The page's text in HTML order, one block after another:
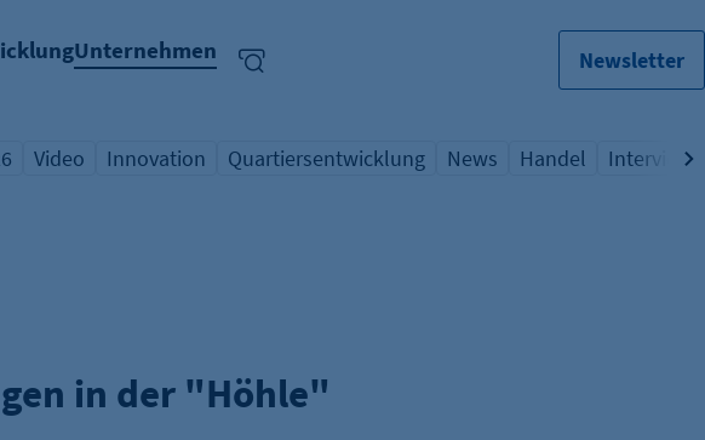
Unternehmen Newsletter
Übersicht Schlagwort
Video
Übersicht Schlagwort
Innovation
Übersicht Schlagwort
Quartiersentwicklung
Übersicht Schlagwort
News
Übersicht
Handel
Übersicht
Interview
in der "Höhle"